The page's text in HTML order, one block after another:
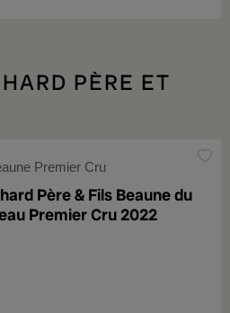
PÈRE ET
Premier Cru
Père & Fils Beaune du
Premier Cru 2022